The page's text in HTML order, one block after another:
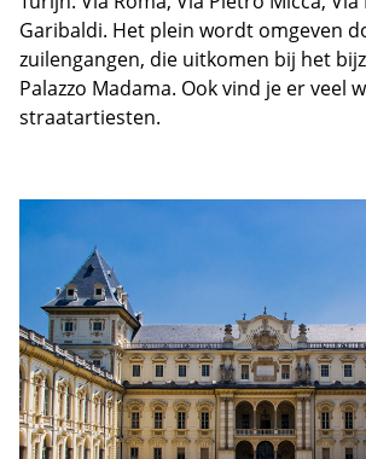
Garibaldi. Het plein wordt omgeven
zuilengangen, die uitkomen bij het
Palazzo Madama. Ook vind je er veel
straatartiesten.